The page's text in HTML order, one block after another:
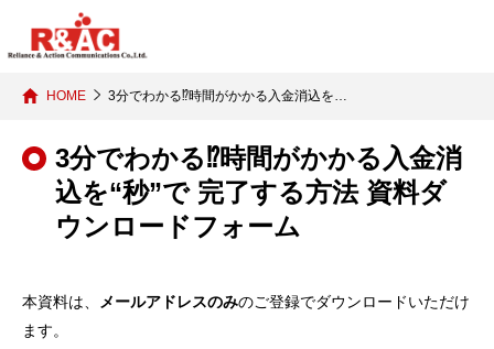
3分でわかる⁉時間がかかる入金消
込を“秒”で 完了する方法 資料ダ
ウンロードフォーム
HOME 3分でわかる⁉時間がかかる入金消込を…
本資料は、 メールアドレスのみのご登録でダウンロードいただけ
ます。